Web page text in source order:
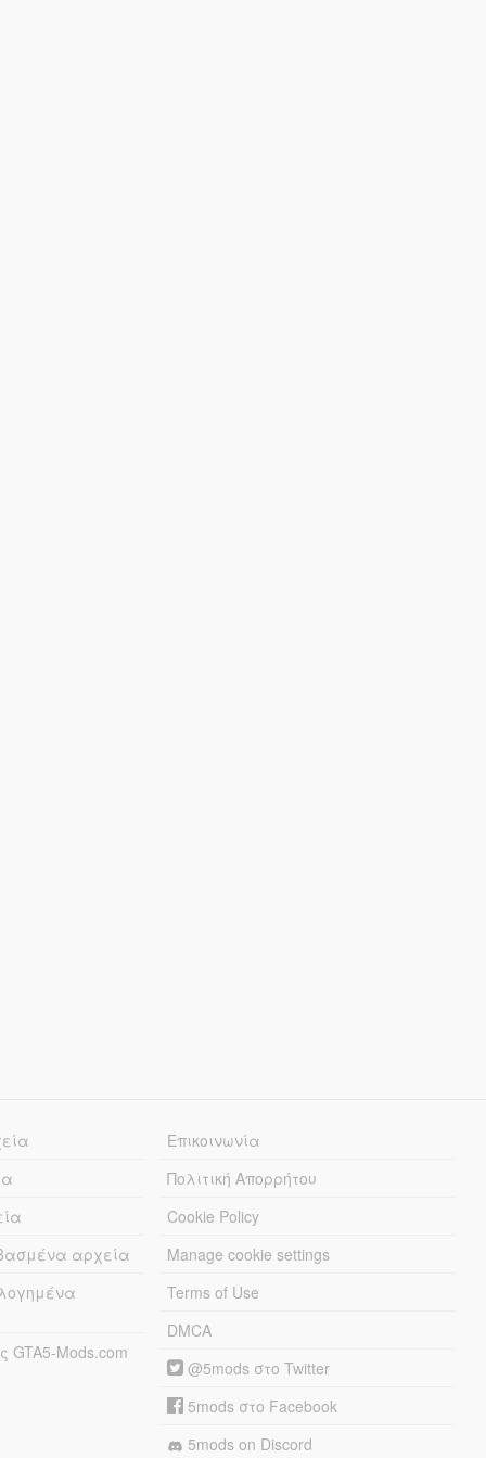
αρχεία
GTA5-Mods.com
Επικοινωνία
Πολιτική Απορρήτου
Cookie Policy
Manage cookie settings
Terms of Use
DMCA
@5mods στο Twitter
5mods στο Facebook
5mods on Discord